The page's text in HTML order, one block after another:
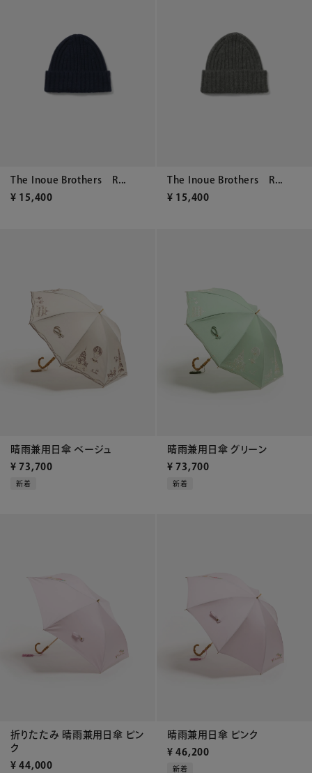
The Inoue Brothers R...
¥ 15,400
The Inoue Brothers R...
¥ 15,400
晴雨兼用日傘 ベージュ
¥ 73,700
新着
晴雨兼用日傘 グリーン
¥ 73,700
新着
折りたたみ 晴雨兼用日傘 ピン
ク
¥ 44,000
晴雨兼用日傘 ピンク
¥ 46,200
新着